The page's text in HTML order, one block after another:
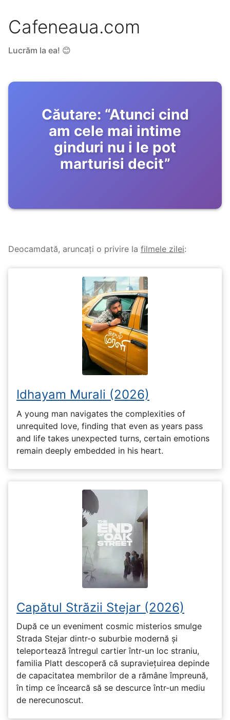
Cafeneaua.com
Lucrăm la ea! 😊
Căutare: “Atunci cind
am cele mai intime
ginduri nu i le pot
marturisi decit”
Deocamdată, aruncați o privire la filmele zilei:
Idhayam Murali (2026)
A young man navigates the complexities of
unrequited love, finding that even as years pass
and life takes unexpected turns, certain emotions
remain deeply embedded in his heart.
Capătul Străzii Stejar (2026)
După ce un eveniment cosmic misterios smulge
Strada Stejar dintr-o suburbie modernă și
teleportează întregul cartier într-un loc straniu,
familia Platt descoperă că supraviețuirea depinde
de capacitatea membrilor de a rămâne împreună,
în timp ce încearcă să se descurce într-un mediu
de nerecunoscut.